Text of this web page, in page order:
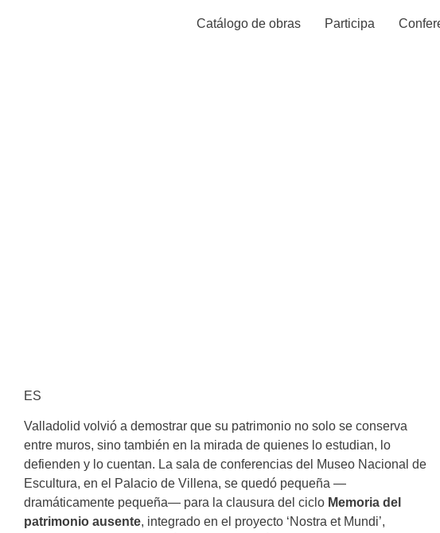
Catálogo de obras Participa
ES
Valladolid volvió a demostrar que su patrimonio no solo se conserva
entre muros, sino también en la mirada de quienes lo estudian, lo
defienden y lo cuentan. La sala de conferencias del Museo Nacional de
Escultura, en el Palacio de Villena, se quedó pequeña —
dramáticamente pequeña— para la clausura del ciclo Memoria del
patrimonio ausente, integrado en el proyecto ‘Nostra et Mundi’,